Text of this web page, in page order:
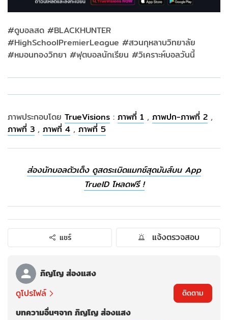
#ดูบอลสด #BLACKHUNTER
#HighSchoolPremierLeague #สวนกุหลาบวิทยาลัย
#หมอนทองวิทยา #ฟุตบอลนักเรียน #วิเคราะห์บอลวันนี้
ภาพประกอบโดย TrueVisions : ภาพที่ 1 , ภาพปก-ภาพที่ 2 ,
ภาพที่ 3 , ภาพที่ 4 , ภาพที่ 5
ส่องนักบอลตัวเต็ง ดูสดระเบิดแมทช์สุดมันส์บน App
TrueID โหลดฟรี !
แชร์ แจ้งตรวจสอบ
ภิญโญ ส่องแสง
ดูโปรไฟล์
ติดตาม
บทความอื่นๆจาก ภิญโญ ส่องแสง